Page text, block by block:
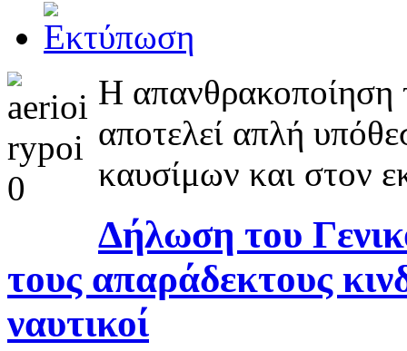
Η απανθρακοποίηση
αποτελεί απλή
καυσίμων και στον
Δήλωση του
τους απαράδεκτους
ναυτικοί